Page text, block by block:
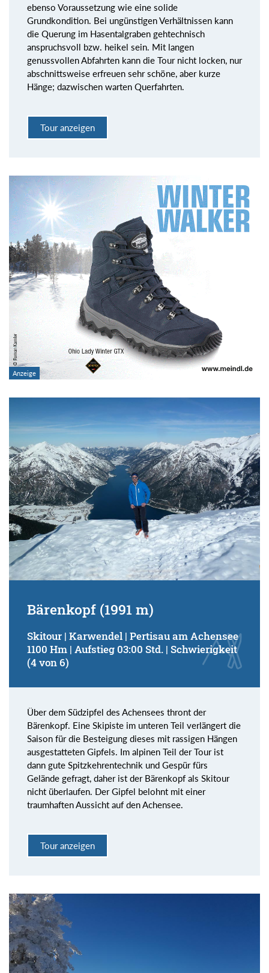
ebenso Voraussetzung wie eine solide
Grundkondition. Bei ungünstigen Verhältnissen kann
die Querung im Hasentalgraben gehtechnisch
anspruchsvoll bzw. heikel sein. Mit langen
genussvollen Abfahrten kann die Tour nicht locken, nur
abschnittsweise erfreuen sehr schöne, aber kurze
Hänge; dazwischen warten Querfahrten.
Tour anzeigen
Bärenkopf (1991 m)
Skitour | Karwendel | Pertisau am Achensee
1100 Hm | Aufstieg 03:00 Std. | Schwierigkeit
(4 von 6)
Über dem Südzipfel des Achensees thront der
Bärenkopf. Eine Skipiste im unteren Teil verlängert die
Saison für die Besteigung dieses mit rassigen Hängen
ausgestatteten Gipfels. Im alpinen Teil der Tour ist
dann gute Spitzkehrentechnik und Gespür fürs
Gelände gefragt, daher ist der Bärenkopf als Skitour
nicht überlaufen. Der Gipfel belohnt mit einer
traumhaften Aussicht auf den Achensee.
Tour anzeigen